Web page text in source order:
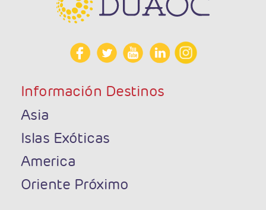
Información Destinos
Asia
Islas Exóticas
America
Oriente Próximo